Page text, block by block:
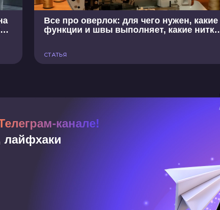
Все про оверлок: для чего нужен, какие
функции и швы выполняет, какие нитки
СТАТЬЯ
канале!